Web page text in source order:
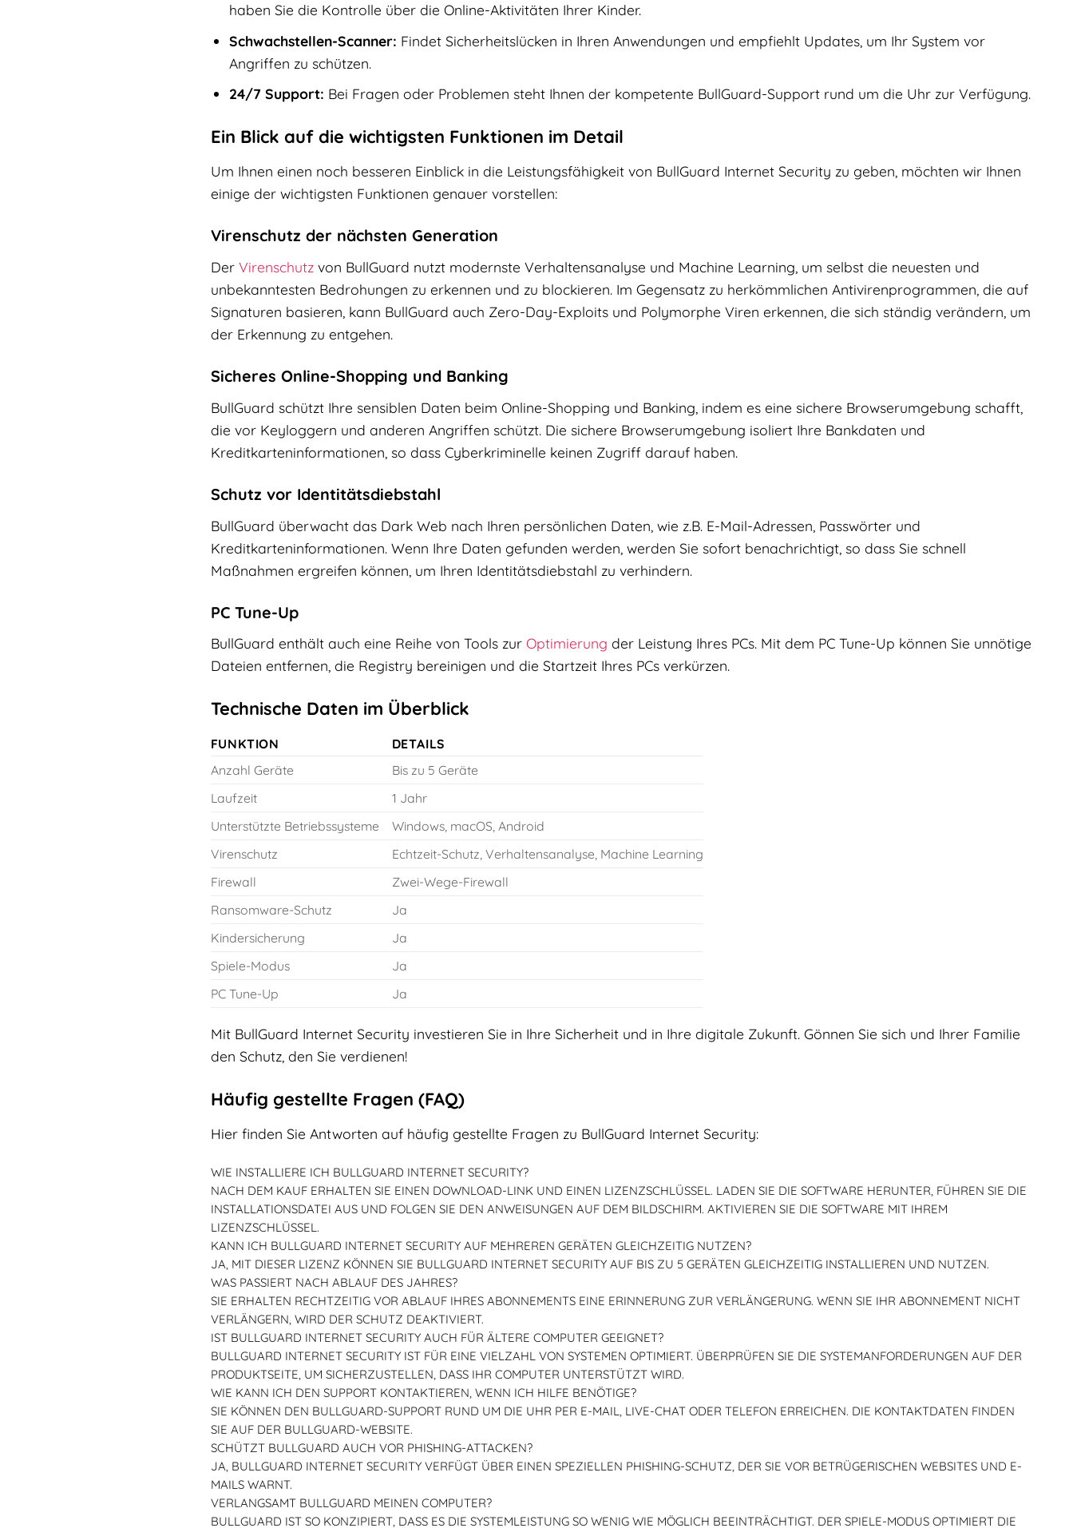
haben Sie die Kontrolle über die Online-Aktivitäten Ihrer Kinder.
Schwachstellen-Scanner: Findet Sicherheitslücken in Ihren Anwendungen und empfiehlt Updates, um Ihr System vor
Angriffen zu schützen.
24/7 Support: Bei Fragen oder Problemen steht Ihnen der kompetente BullGuard-Support rund um die Uhr zur Verfügung.
Ein Blick auf die wichtigsten Funktionen im Detail
Um Ihnen einen noch besseren Einblick in die Leistungsfähigkeit von BullGuard Internet Security zu geben, möchten wir Ihnen
einige der wichtigsten Funktionen genauer vorstellen:
Virenschutz der nächsten Generation
Der Virenschutzvon BullGuard nutzt modernste Verhaltensanalyse und Machine Learning, um selbst die neuesten und
unbekanntesten Bedrohungen zu erkennen und zu blockieren. Im Gegensatz zu herkömmlichen Antivirenprogrammen, die auf
Signaturen basieren, kann BullGuard auch Zero-Day-Exploits und Polymorphe Viren erkennen, die sich ständig verändern, um
der Erkennung zu entgehen.
Sicheres Online-Shopping und Banking
BullGuard schützt Ihre sensiblen Daten beim Online-Shopping und Banking, indem es eine sichere Browserumgebung schafft,
die vor Keyloggern und anderen Angriffen schützt. Die sichere Browserumgebung isoliert Ihre Bankdaten und
Kreditkarteninformationen, so dass Cyberkriminelle keinen Zugriff darauf haben.
Schutz vor Identitätsdiebstahl
BullGuard überwacht das Dark Web nach Ihren persönlichen Daten, wie z.B. E-Mail-Adressen, Passwörter und
Kreditkarteninformationen. Wenn Ihre Daten gefunden werden, werden Sie sofort benachrichtigt, so dass Sie schnell
Maßnahmen ergreifen können, um Ihren Identitätsdiebstahl zu verhindern.
PC Tune-Up
BullGuard enthält auch eine Reihe von Tools zur Optimierung der Leistung Ihres PCs. Mit dem PC Tune-Up können Sie unnötige
Dateien entfernen, die Registry bereinigen und die Startzeit Ihres PCs verkürzen.
Technische Daten im Überblick
FUNKTION
DETAILS
Anzahl Geräte
Bis zu 5 Geräte
Laufzeit
1 Jahr
Unterstützte Betriebssysteme
Windows, macOS, Android
Virenschutz
Echtzeit-Schutz, Verhaltensanalyse, Machine Learning
Firewall
Zwei-Wege-Firewall
Ransomware-Schutz
Ja
Kindersicherung
Ja
Spiele-Modus
Ja
PC Tune-Up
Ja
Mit BullGuard Internet Security investieren Sie in Ihre Sicherheit und in Ihre digitale Zukunft. Gönnen Sie sich und Ihrer Familie
den Schutz, den Sie verdienen!
Häufig gestellte Fragen (FAQ)
Hier finden Sie Antworten auf häufig gestellte Fragen zu BullGuard Internet Security:
WIE INSTALLIERE ICH BULLGUARD INTERNET SECURITY?
NACH DEM KAUF ERHALTEN SIE EINEN DOWNLOAD-LINK UND EINEN LIZENZSCHLÜSSEL. LADEN SIE DIE SOFTWARE HERUNTER, FÜHREN SIE DIE
INSTALLATIONSDATEI AUS UND FOLGEN SIE DEN ANWEISUNGEN AUF DEM BILDSCHIRM. AKTIVIEREN SIE DIE SOFTWARE MIT IHREM
LIZENZSCHLÜSSEL.
KANN ICH BULLGUARD INTERNET SECURITY AUF MEHREREN GERÄTEN GLEICHZEITIG NUTZEN?
JA, MIT DIESER LIZENZ KÖNNEN SIE BULLGUARD INTERNET SECURITY AUF BIS ZU 5 GERÄTEN GLEICHZEITIG INSTALLIEREN UND NUTZEN.
WAS PASSIERT NACH ABLAUF DES JAHRES?
SIE ERHALTEN RECHTZEITIG VOR ABLAUF IHRES ABONNEMENTS EINE ERINNERUNG ZUR VERLÄNGERUNG. WENN SIE IHR ABONNEMENT NICHT
VERLÄNGERN, WIRD DER SCHUTZ DEAKTIVIERT.
IST BULLGUARD INTERNET SECURITY AUCH FÜR ÄLTERE COMPUTER GEEIGNET?
BULLGUARD INTERNET SECURITY IST FÜR EINE VIELZAHL VON SYSTEMEN OPTIMIERT. ÜBERPRÜFEN SIE DIE SYSTEMANFORDERUNGEN AUF DER
PRODUKTSEITE, UM SICHERZUSTELLEN, DASS IHR COMPUTER UNTERSTÜTZT WIRD.
WIE KANN ICH DEN SUPPORT KONTAKTIEREN, WENN ICH HILFE BENÖTIGE?
SIE KÖNNEN DEN BULLGUARD-SUPPORT RUND UM DIE UHR PER E-MAIL, LIVE-CHAT ODER TELEFON ERREICHEN. DIE KONTAKTDATEN FINDEN
SIE AUF DER BULLGUARD-WEBSITE.
SCHÜTZT BULLGUARD AUCH VOR PHISHING-ATTACKEN?
JA, BULLGUARD INTERNET SECURITY VERFÜGT ÜBER EINEN SPEZIELLEN PHISHING-SCHUTZ, DER SIE VOR BETRÜGERISCHEN WEBSITES UND E-
MAILS WARNT.
VERLANGSAMT BULLGUARD MEINEN COMPUTER?
BULLGUARD IST SO KONZIPIERT, DASS ES DIE SYSTEMLEISTUNG SO WENIG WIE MÖGLICH BEEINTRÄCHTIGT. DER SPIELE-MODUS OPTIMIERT DIE